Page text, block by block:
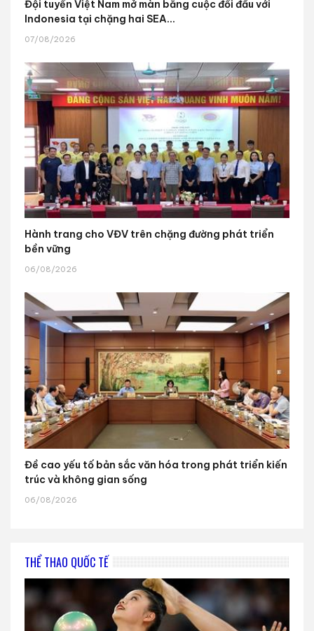
Đội tuyển Việt Nam mở màn bằng cuộc đối đầu với
Indonesia tại chặng hai SEA...
07/08/2026
Hành trang cho VĐV trên chặng đường phát triển
bền vững
06/08/2026
Đề cao yếu tố bản sắc văn hóa trong phát triển kiến
trúc và không gian sống
06/08/2026
THỂ THAO QUỐC TẾ